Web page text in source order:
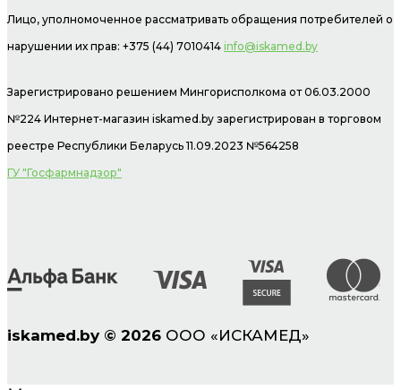
Лицо, уполномоченное рассматривать обращения потребителей о
нарушении их прав: +375 (44) 7010414 info@iskamed.by
Зарегистрировано решением Мингорисполкома от 06.03.2000
№224 Интернет-магазин iskamed.by зарегистрирован в торговом
реестре Республики Беларусь 11.09.2023 №564258
ГУ "Госфармнадзор"
iskamed.by © 2026 ООО «ИСКАМЕД»